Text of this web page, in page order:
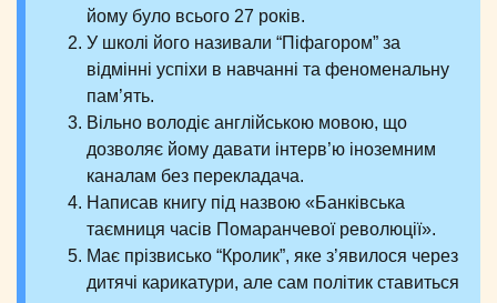
йому було всього 27 років.
У школі його називали “Піфагором” за
відмінні успіхи в навчанні та феноменальну
пам’ять.
Вільно володіє англійською мовою, що
дозволяє йому давати інтерв’ю іноземним
каналам без перекладача.
Написав книгу під назвою «Банківська
таємниця часів Помаранчевої революції».
Має прізвисько “Кролик”, яке з’явилося через
дитячі карикатури, але сам політик ставиться